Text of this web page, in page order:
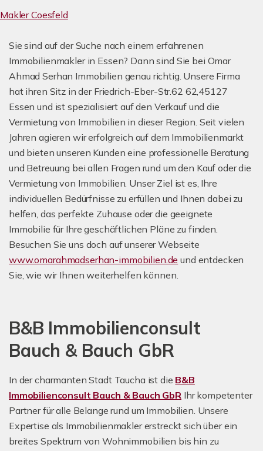
Makler Coesfeld
Sie sind auf der Suche nach einem erfahrenen
Immobilienmakler in Essen? Dann sind Sie bei Omar
Ahmad Serhan Immobilien genau richtig. Unsere Firma
hat ihren Sitz in der Friedrich-Eber-Str.62 62,45127
Essen und ist spezialisiert auf den Verkauf und die
Vermietung von Immobilien in dieser Region. Seit vielen
Jahren agieren wir erfolgreich auf dem Immobilienmarkt
und bieten unseren Kunden eine professionelle Beratung
und Betreuung bei allen Fragen rund um den Kauf oder die
Vermietung von Immobilien. Unser Ziel ist es, Ihre
individuellen Bedürfnisse zu erfüllen und Ihnen dabei zu
helfen, das perfekte Zuhause oder die geeignete
Immobilie für Ihre geschäftlichen Pläne zu finden.
Besuchen Sie uns doch auf unserer Webseite
www.omarahmadserhan-immobilien.de und entdecken
Sie, wie wir Ihnen weiterhelfen können.
B&B Immobilienconsult
Bauch & Bauch GbR
In der charmanten Stadt Taucha ist die B&B
Immobilienconsult Bauch & Bauch GbRIhr kompetenter
Partner für alle Belange rund um Immobilien. Unsere
Expertise als Immobilienmakler erstreckt sich über ein
breites Spektrum von Wohnimmobilien bis hin zu